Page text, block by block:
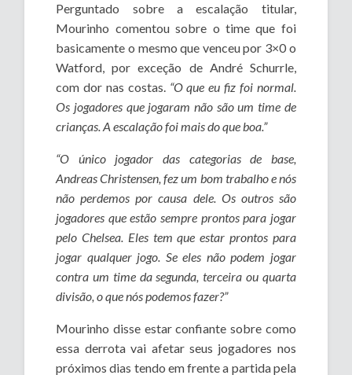
Perguntado sobre a escalação titular,
Mourinho comentou sobre o time que foi
basicamente o mesmo que venceu por 3×0 o
Watford, por exceção de André Schurrle,
com dor nas costas. “O que eu fiz foi normal.
Os jogadores que jogaram não são um time de
crianças. A escalação foi mais do que boa.”
“O único jogador das categorias de base,
Andreas Christensen, fez um bom trabalho e nós
não perdemos por causa dele. Os outros são
jogadores que estão sempre prontos para jogar
pelo Chelsea. Eles tem que estar prontos para
jogar qualquer jogo. Se eles não podem jogar
contra um time da segunda, terceira ou quarta
divisão, o que nós podemos fazer?”
Mourinho disse estar confiante sobre como
essa derrota vai afetar seus jogadores nos
próximos dias tendo em frente a partida pela